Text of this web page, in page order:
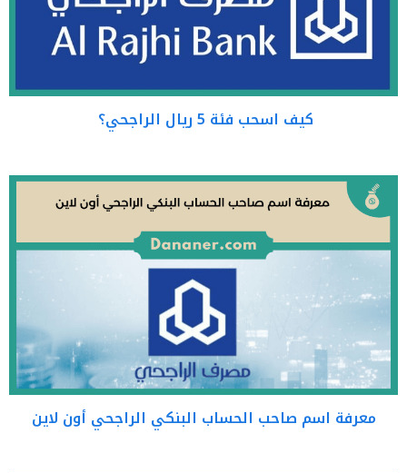
كيف اسحب فئة 5 ريال الراجحي؟
معرفة اسم صاحب الحساب البنكي الراجحي أون لاين